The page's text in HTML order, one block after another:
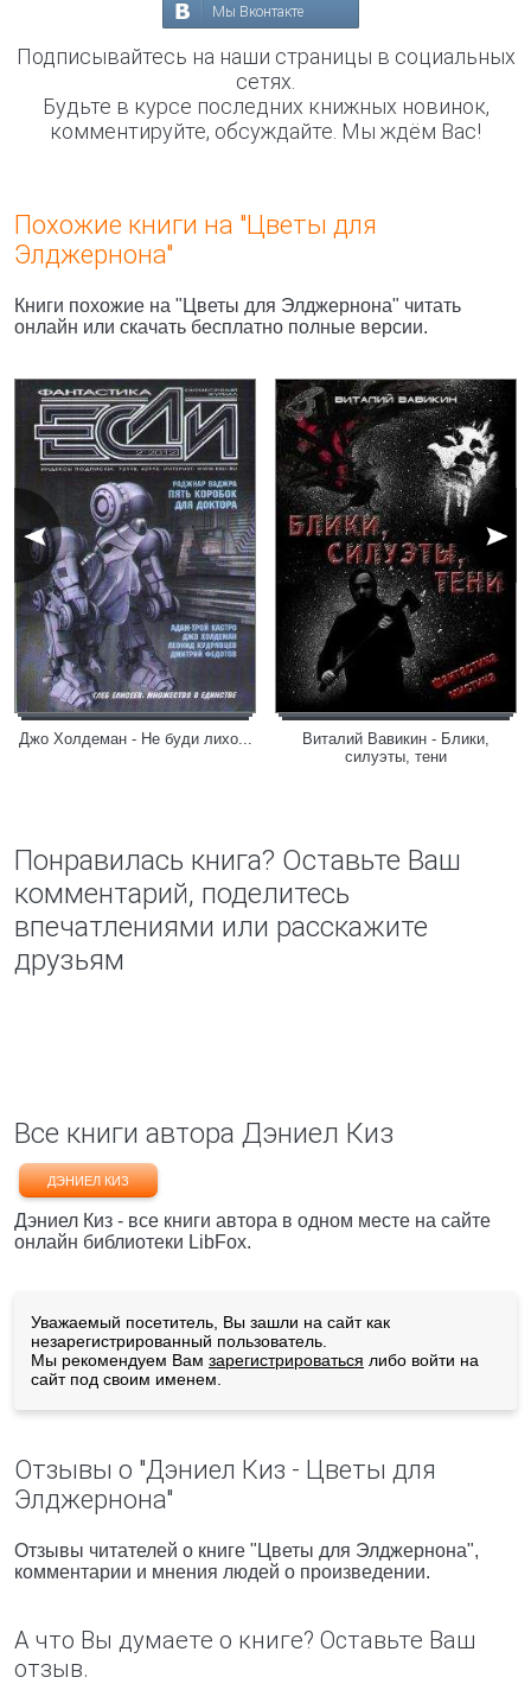
Мы Вконтакте
Подписывайтесь на наши страницы в социальных
сетях.
Будьте в курсе последних книжных новинок,
комментируйте, обсуждайте. Мы ждём Вас!
Похожие книги на "Цветы для
Элджернона"
Книги похожие на "Цветы для Элджернона" читать
онлайн или скачать бесплатно полные версии.
Джо Холдеман - Не буди лихо...
Виталий Вавикин - Блики,
силуэты, тени
Понравилась книга? Оставьте Ваш
комментарий, поделитесь
впечатлениями или расскажите
друзьям
Все книги автора Дэниел Киз
ДЭНИЕЛ КИЗ
Дэниел Киз - все книги автора в одном месте на сайте
онлайн библиотеки LibFox.
Уважаемый посетитель, Вы зашли на сайт как
незарегистрированный пользователь.
Мы рекомендуем Вам зарегистрироваться либо войти на
сайт под своим именем.
Отзывы о "Дэниел Киз - Цветы для
Элджернона"
Отзывы читателей о книге "Цветы для Элджернона",
комментарии и мнения людей о произведении.
А что Вы думаете о книге? Оставьте Ваш
отзыв.